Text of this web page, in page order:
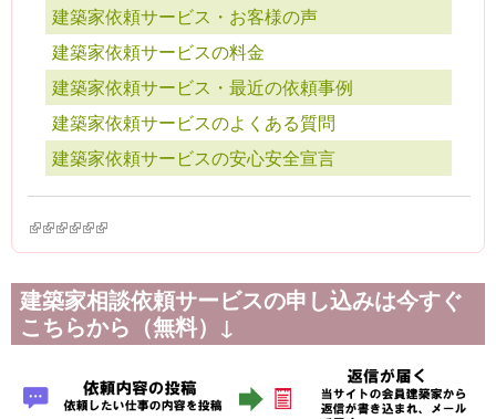
建築家依頼サービス・お客様の声
建築家依頼サービスの料金
建築家依頼サービス・最近の依頼事例
建築家依頼サービスのよくある質問
建築家依頼サービスの安心安全宣言
(link is external)
(link is external)
(link is external)
(link is external)
(link is external)
(link is external)
建築家相談依頼サービスの申し込みは今すぐ
こちらから（無料）↓